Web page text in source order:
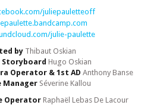
juliepauletteoff
julie-paulette
by Thibaut Oskian
Storyboard Hugo Oskian
Operator & 1st AD Anthony Banse
Manager Séverine Kallou
Operator Raphaël Lebas De Lacour